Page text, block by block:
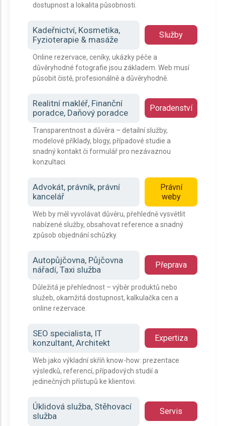
dostupnost a lokalita působnosti.
Kadeřnictví, Kosmetika,
Fyzioterapie & masáže
Služby
Online rezervace, ceníky, ukázky péče a
důvěryhodné fotografie jsou základem. Web musí
působit čistě, profesionálně a důvěryhodně.
Realitní makléř, Finanční
poradce, Daňový poradce
Poradenství
Transparentnost a důvěra – detailní služby,
modelové příklady, blogy, případové studie a
snadný kontakt či formulář pro nezávaznou
konzultaci.
Advokát, právník, právní
kancelář
Právní
weby
Web by měl vyvolávat důvěru, přehledně vysvětlit
nabízené služby, obsahovat reference a snadný
způsob objednání schůzky.
Autopůjčovna, Půjčovna
nářadí, Taxi služba
Přeprava
Důležitá je přehlednost – výběr produktů nebo
služeb, okamžitá dostupnost, kalkulačka cen a
online rezervace.
SEO specialista, IT
konzultant, Architekt
Expertiza
Web jako výkladní skříň know-how: prezentace
výsledků, referencí, případových studií a
jedinečných přístupů ke klientovi.
Úklidová služba, Stěhovací
služba
Servis